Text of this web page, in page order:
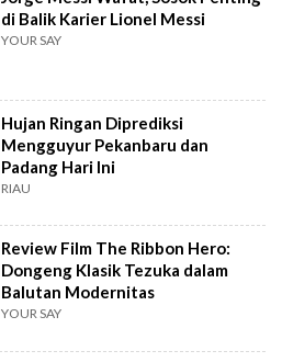
di Balik Karier Lionel Messi
YOUR SAY
Hujan Ringan Diprediksi
Mengguyur Pekanbaru dan
Padang Hari Ini
RIAU
Review Film The Ribbon Hero:
Dongeng Klasik Tezuka dalam
Balutan Modernitas
YOUR SAY